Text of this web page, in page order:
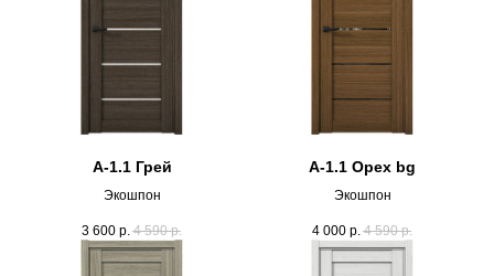
А-1.1 Грей
Экошпон
3 600 р. 4 590 р.
А-1.1 Орех bg
Экошпон
4 000 р. 4 590 р.